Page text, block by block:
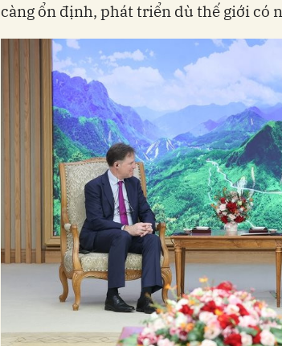
càng ổn định, phát triển dù thế giới có